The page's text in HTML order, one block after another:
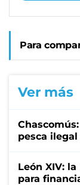
Para
Ver más
pesca
León XIV:
para